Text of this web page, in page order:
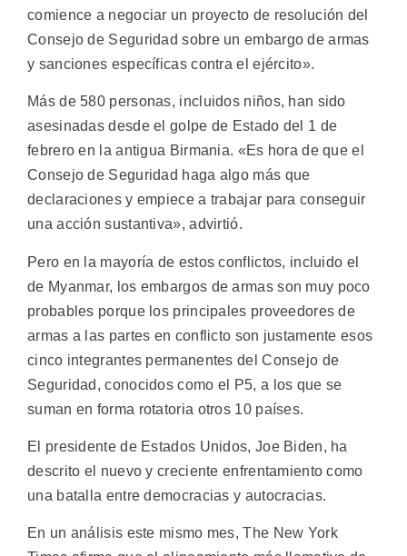
comience a negociar un proyecto de resolución del
Consejo de Seguridad sobre un embargo de armas
y sanciones específicas contra el ejército».
Más de 580 personas, incluidos niños, han sido
asesinadas desde el golpe de Estado del 1 de
febrero en la antigua Birmania. «Es hora de que el
Consejo de Seguridad haga algo más que
declaraciones y empiece a trabajar para conseguir
una acción sustantiva», advirtió.
Pero en la mayoría de estos conflictos, incluido el
de Myanmar, los embargos de armas son muy poco
probables porque los principales proveedores de
armas a las partes en conflicto son justamente esos
cinco integrantes permanentes del Consejo de
Seguridad, conocidos como el P5, a los que se
suman en forma rotatoria otros 10 países.
El presidente de Estados Unidos, Joe Biden, ha
descrito el nuevo y creciente enfrentamiento como
una batalla entre democracias y autocracias.
En un análisis este mismo mes, The New York